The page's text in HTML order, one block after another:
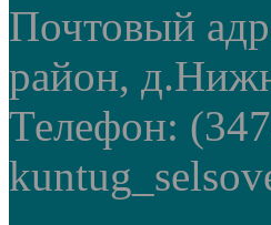
Почтовый
район,
Телефон: